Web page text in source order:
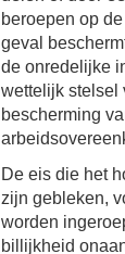
beroepen op
geval
de onredelijke
wettelijk stelsel
bescherming
De eis die het
zijn gebleken,
worden
billijkheid